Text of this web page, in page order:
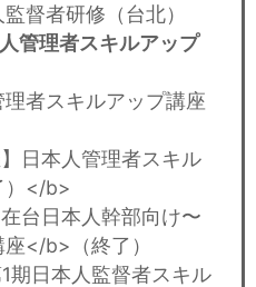
督者研修（台北）
管理者スキルアップ
者スキルアップ講座
日本人管理者スキル
）</b>
台日本人幹部向け〜
</b>（終了）
期日本人監督者スキル